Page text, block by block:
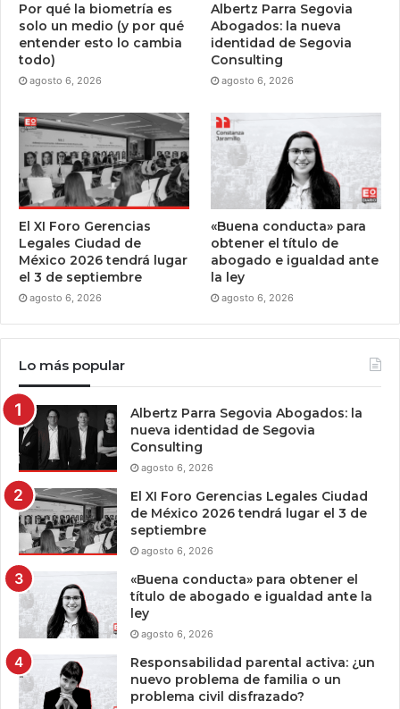
Por qué la biometría es
solo un medio (y por qué
entender esto lo cambia
todo)
agosto 6, 2026
Albertz Parra Segovia
Abogados: la nueva
identidad de Segovia
Consulting
agosto 6, 2026
El XI Foro Gerencias
Legales Ciudad de
México 2026 tendrá lugar
el 3 de septiembre
agosto 6, 2026
«Buena conducta» para
obtener el título de
abogado e igualdad ante
la ley
agosto 6, 2026
Lo más popular
Albertz Parra Segovia Abogados: la
nueva identidad de Segovia
Consulting
agosto 6, 2026
El XI Foro Gerencias Legales Ciudad
de México 2026 tendrá lugar el 3 de
septiembre
agosto 6, 2026
«Buena conducta» para obtener el
título de abogado e igualdad ante la
ley
agosto 6, 2026
Responsabilidad parental activa: ¿un
nuevo problema de familia o un
problema civil disfrazado?